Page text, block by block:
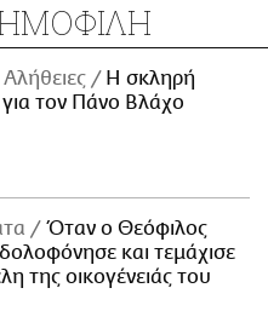
H σκληρή
τον Πάνο Βλάχο
Όταν ο Θεόφιλος
και τεμάχισε
της οικογένειάς του